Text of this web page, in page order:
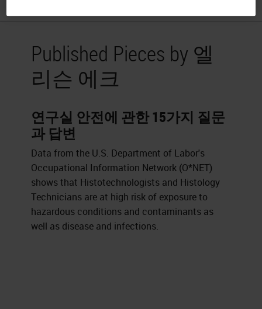
Published Pieces by 엘
리슨 에크
연구실 안전에 관한 15가지 질문
과 답변
Data from the U.S. Department of Labor's
Occupational Information Network (O*NET)
shows that Histotechnologists and Histology
Technicians are at high risk of exposure to
hazardous conditions and contaminants as
well as disease and infections.